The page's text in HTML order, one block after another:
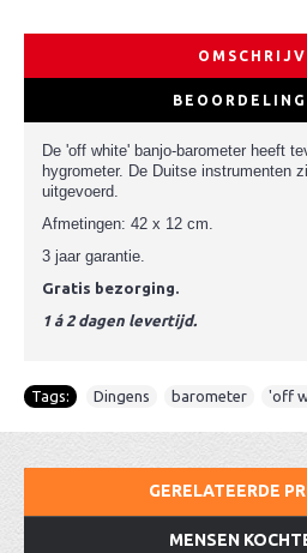
De 'off white' banjo-barometer heeft
hygrometer. De Duitse instrumenten
uitgevoerd.
Afmetingen: 42 x 12 cm.
3 jaar garantie.
Gratis bezorging.
1 á 2 dagen levertijd.
Tags: Dingens barometer 'off
GERELATEERDE
MENSEN